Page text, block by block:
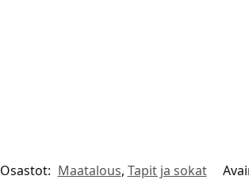
Osastot: Maatalous, Tapit ja sokat